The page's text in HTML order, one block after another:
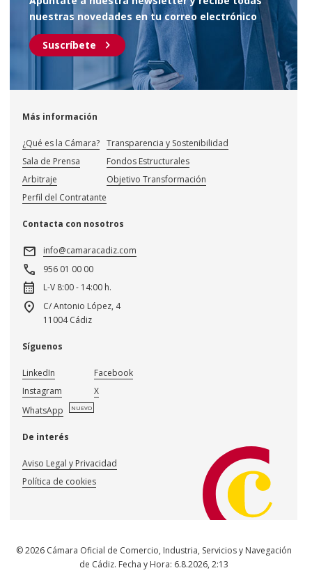
nuestras novedades en tu correo electrónico
Suscríbete chevron_right
Más información
¿Qué es la Cámara?
Sala de Prensa
Arbitraje
Perfil del Contratante
Transparencia y Sostenibilidad
Fondos Estructurales
Objetivo Transformación
Contacta con nosotros
mail info@camaracadiz.com
call 956 01 00 00
calendar_month L-V 8:00 - 14:00 h.
location_on
C/ Antonio López, 4
11004 Cádiz
Síguenos
LinkedIn
Instagram
WhatsApp
NUEVO
Facebook
X
De interés
Aviso Legal y Privacidad
Política de cookies
© 2026 Cámara Oficial de Comercio, Industria, Servicios y Navegación
de Cádiz. Fecha y Hora: 6.8.2026, 2:13